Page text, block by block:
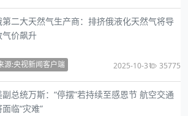
第二大天然气生产商：排挤俄液化天然气将导
气价飙升
源:央视新闻客户端 2025-10-31 35775
副总统万斯：“停摆”若持续至感恩节 航空交通
临“灾难”